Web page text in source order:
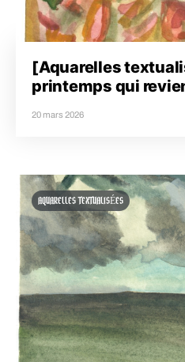
[Aquarelles
printemps qui
20 mars 2026
AQUARELLES TEXTUALISÉES